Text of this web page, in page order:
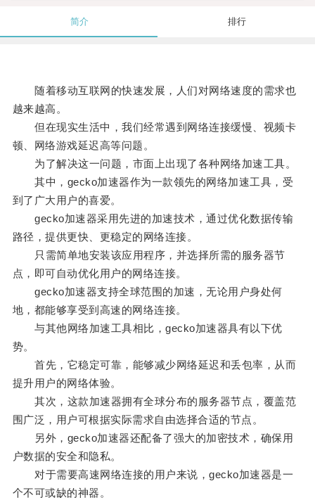
简介 排行
随着移动互联网的快速发展，人们对网络速度的需求也
越来越高。
但在现实生活中，我们经常遇到网络连接缓慢、视频卡
顿、网络游戏延迟高等问题。
为了解决这一问题，市面上出现了各种网络加速工具。
其中，gecko加速器作为一款领先的网络加速工具，受
到了广大用户的喜爱。
gecko加速器采用先进的加速技术，通过优化数据传输
路径，提供更快、更稳定的网络连接。
只需简单地安装该应用程序，并选择所需的服务器节
点，即可自动优化用户的网络连接。
gecko加速器支持全球范围的加速，无论用户身处何
地，都能够享受到高速的网络连接。
与其他网络加速工具相比，gecko加速器具有以下优
势。
首先，它稳定可靠，能够减少网络延迟和丢包率，从而
提升用户的网络体验。
其次，这款加速器拥有全球分布的服务器节点，覆盖范
围广泛，用户可根据实际需求自由选择合适的节点。
另外，gecko加速器还配备了强大的加密技术，确保用
户数据的安全和隐私。
对于需要高速网络连接的用户来说，gecko加速器是一
个不可或缺的神器。